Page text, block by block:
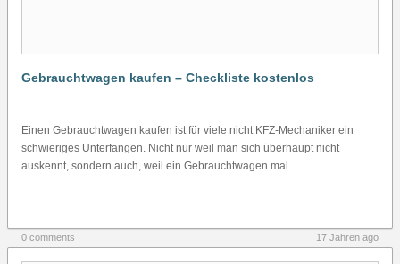
Gebrauchtwagen kaufen – Checkliste kostenlos
Einen Gebrauchtwagen kaufen ist für viele nicht KFZ-Mechaniker ein
schwieriges Unterfangen. Nicht nur weil man sich überhaupt nicht
auskennt, sondern auch, weil ein Gebrauchtwagen mal...
0 comments 17 Jahren ago